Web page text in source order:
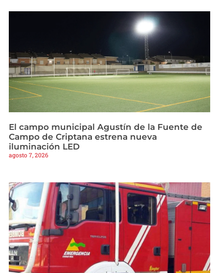
El campo municipal Agustín de la Fuente de
Campo de Criptana estrena nueva
iluminación LED
agosto 7, 2026